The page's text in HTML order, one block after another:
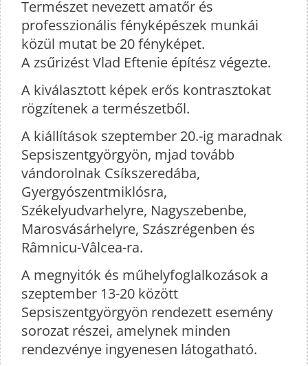
Természet nevezett amatőr és
professzionális fényképészek munkái
közül mutat be 20 fényképet.
A zsűrizést Vlad Eftenie építész végezte.
A kiválasztott képek erős kontrasztokat
rögzítenek a természetből.
A kiállítások szeptember 20.-ig maradnak
Sepsiszentgyörgyön, mjad tovább
vándorolnak Csíkszeredába,
Gyergyószentmiklósra,
Székelyudvarhelyre, Nagyszebenbe,
Marosvásárhelyre, Szászrégenben és
Râmnicu-Vâlcea-ra.
A megnyitók és műhelyfoglalkozások a
szeptember 13-20 között
Sepsiszentgyörgyön rendezett esemény
sorozat részei, amelynek minden
rendezvénye ingyenesen látogatható.